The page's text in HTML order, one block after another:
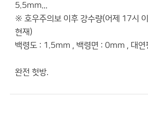
5.5mm...
※ 호우주의보 이후 강수량(어제 17시
현재)
백령도 : 1.5mm , 백령면 : 0mm , 대
완전 헛방.